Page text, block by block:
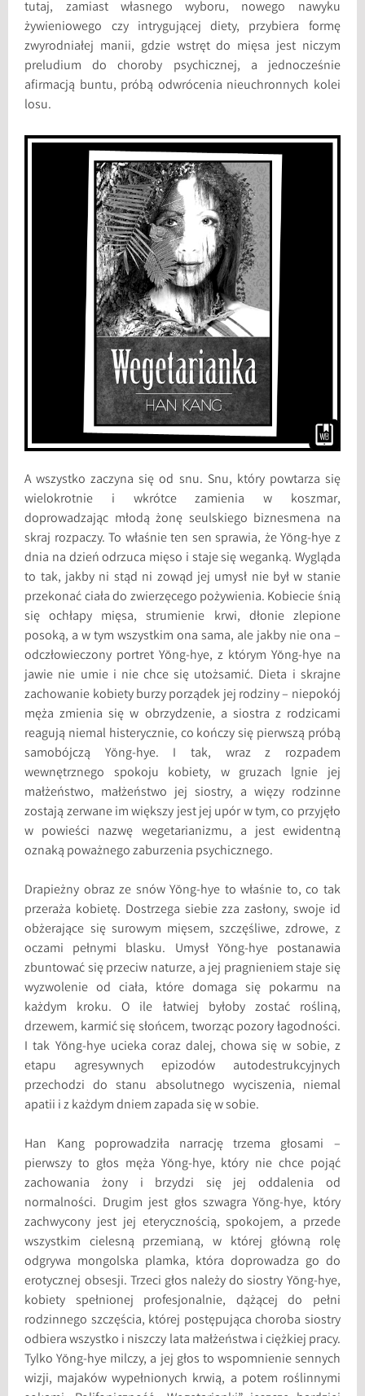
tutaj, zamiast własnego wyboru, nowego nawyku
żywieniowego czy intrygującej diety, przybiera formę
zwyrodniałej manii, gdzie wstręt do mięsa jest niczym
preludium do choroby psychicznej, a jednocześnie
afirmacją buntu, próbą odwrócenia nieuchronnych kolei
losu.
A wszystko zaczyna się od snu. Snu, który powtarza się
wielokrotnie i wkrótce zamienia w koszmar,
doprowadzając młodą żonę seulskiego biznesmena na
skraj rozpaczy. To właśnie ten sen sprawia, że Yŏng-hye z
dnia na dzień odrzuca mięso i staje się weganką. Wygląda
to tak, jakby ni stąd ni zowąd jej umysł nie był w stanie
przekonać ciała do zwierzęcego pożywienia. Kobiecie śnią
się ochłapy mięsa, strumienie krwi, dłonie zlepione
posoką, a w tym wszystkim ona sama, ale jakby nie ona –
odczłowieczony portret Yŏng-hye, z którym Yŏng-hye na
jawie nie umie i nie chce się utożsamić. Dieta i skrajne
zachowanie kobiety burzy porządek jej rodziny – niepokój
męża zmienia się w obrzydzenie, a siostra z rodzicami
reagują niemal histerycznie, co kończy się pierwszą próbą
samobójczą Yŏng-hye. I tak, wraz z rozpadem
wewnętrznego spokoju kobiety, w gruzach lgnie jej
małżeństwo, małżeństwo jej siostry, a więzy rodzinne
zostają zerwane im większy jest jej upór w tym, co przyjęło
w powieści nazwę wegetarianizmu, a jest ewidentną
oznaką poważnego zaburzenia psychicznego.
Drapieżny obraz ze snów Yŏng-hye to właśnie to, co tak
przeraża kobietę. Dostrzega siebie zza zasłony, swoje id
obżerające się surowym mięsem, szczęśliwe, zdrowe, z
oczami pełnymi blasku. Umysł Yŏng-hye postanawia
zbuntować się przeciw naturze, a jej pragnieniem staje się
wyzwolenie od ciała, które domaga się pokarmu na
każdym kroku. O ile łatwiej byłoby zostać rośliną,
drzewem, karmić się słońcem, tworząc pozory łagodności.
I tak Yŏng-hye ucieka coraz dalej, chowa się w sobie, z
etapu agresywnych epizodów autodestrukcyjnych
przechodzi do stanu absolutnego wyciszenia, niemal
apatii i z każdym dniem zapada się w sobie.
Han Kang poprowadziła narrację trzema głosami –
pierwszy to głos męża Yŏng-hye, który nie chce pojąć
zachowania żony i brzydzi się jej oddalenia od
normalności. Drugim jest głos szwagra Yŏng-hye, który
zachwycony jest jej eterycznością, spokojem, a przede
wszystkim cielesną przemianą, w której główną rolę
odgrywa mongolska plamka, która doprowadza go do
erotycznej obsesji. Trzeci głos należy do siostry Yŏng-hye,
kobiety spełnionej profesjonalnie, dążącej do pełni
rodzinnego szczęścia, której postępująca choroba siostry
odbiera wszystko i niszczy lata małżeństwa i ciężkiej pracy.
Tylko Yŏng-hye milczy, a jej głos to wspomnienie sennych
wizji, majaków wypełnionych krwią, a potem roślinnymi